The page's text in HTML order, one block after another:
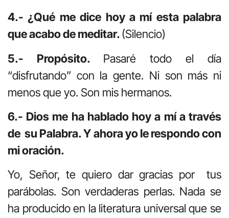
4.- ¿Qué me dice hoy a mí esta palabra
que acabo de meditar.(Silencio)
5.- Propósito. Pasaré todo el día
“disfrutando” con la gente. Ni son más ni
menos que yo. Son mis hermanos.
6.- Dios me ha hablado hoy a mí a través
de su Palabra. Y ahora yo le respondo con
mi oración.
Yo, Señor, te quiero dar gracias por tus
parábolas. Son verdaderas perlas. Nada se
ha producido en la literatura universal que se